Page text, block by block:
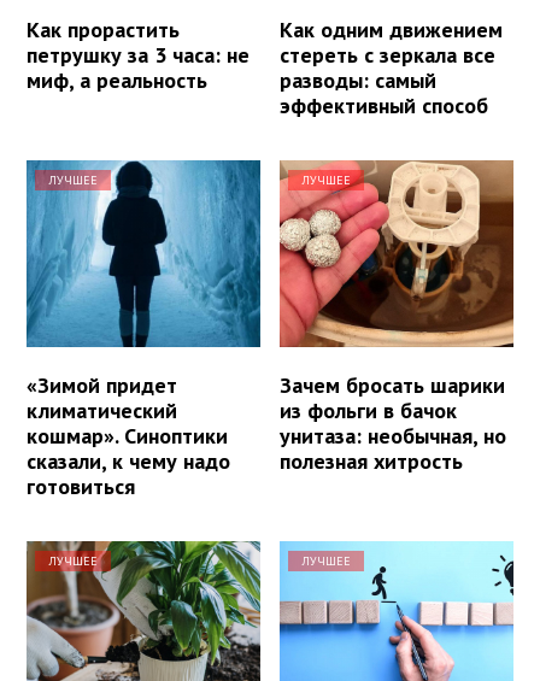
Как прорастить
петрушку за 3 часа: не
миф, а реальность
Как одним движением
стереть с зеркала все
разводы: самый
эффективный способ
ЛУЧШЕЕ
«Зимой придет
климатический
кошмар». Синоптики
сказали, к чему надо
готовиться
ЛУЧШЕЕ
Зачем бросать шарики
из фольги в бачок
унитаза: необычная, но
полезная хитрость
ЛУЧШЕЕ ЛУЧШЕЕ